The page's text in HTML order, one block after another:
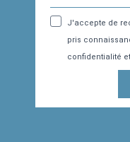
J'accepte de
pris
confidentialité